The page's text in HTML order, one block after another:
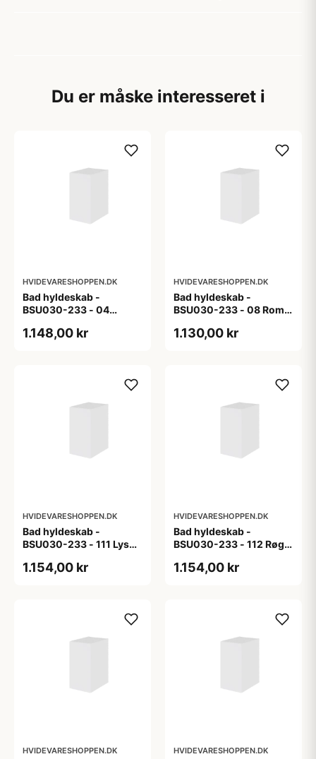
Du er måske interesseret i
HVIDEVARESHOPPEN.DK
Bad hyldeskab -
BSU030-233 - 04
1.148,00 kr
HVIDEVARESHOPPEN.DK
Bad hyldeskab -
BSU030-233 - 08 Roma
1.130,00 kr
HVIDEVARESHOPPEN.DK
Bad hyldeskab -
BSU030-233 - 111 Lys
1.154,00 kr
HVIDEVARESHOPPEN.DK
Bad hyldeskab -
BSU030-233 - 112 Røget
1.154,00 kr
HVIDEVARESHOPPEN.DK HVIDEVARESHOPPEN.DK